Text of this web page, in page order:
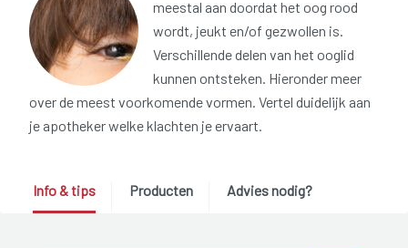
meestal aan doordat het oog rood
wordt, jeukt en/of gezwollen is.
Verschillende delen van het ooglid
kunnen ontsteken. Hieronder meer
over de meest voorkomende vormen. Vertel duidelijk aan
je apotheker welke klachten je ervaart.
Info & tips Producten Advies nodig?